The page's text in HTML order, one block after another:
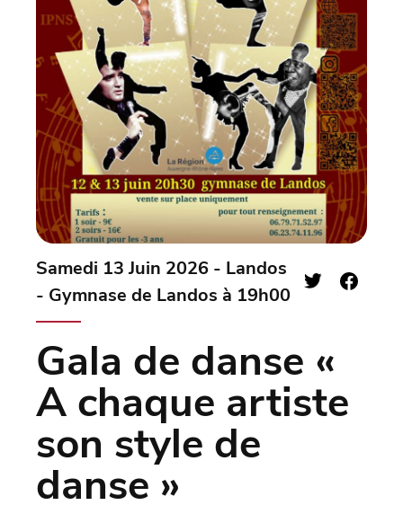
Samedi 13 Juin 2026 - Landos
- Gymnase de Landos à 19h00
Gala de danse «
A chaque artiste
son style de
danse »